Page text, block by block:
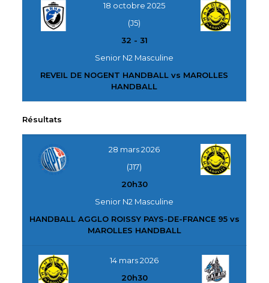
18 octobre 2025
(J5)
32 - 31
Senior N2 Masculine
REVEIL DE NOGENT HANDBALL vs MAROLLES
HANDBALL
Résultats
28 mars 2026
(J17)
20h30
Senior N2 Masculine
HANDBALL AGGLO ROISSY PAYS-DE-FRANCE 95 vs
MAROLLES HANDBALL
14 mars 2026
20h30